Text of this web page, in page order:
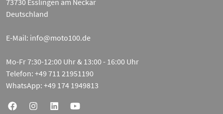
73730 Esslingen am Neckar
Deutschland
E-Mail: info@moto100.de
Mo-Fr 7:30-12:00 Uhr & 13:00 - 16:00 Uhr
Telefon: +49 711 21951190
WhatsApp: +49 174 1949813